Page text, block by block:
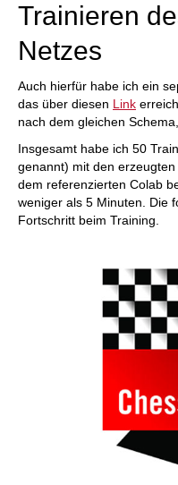
Trainieren
Netzes
Auch hierfür habe ich ein
das über diesen Link
nach dem gleichen
Insgesamt habe ich 50
genannt) mit den
dem referenzierten Colab
weniger als 5 Minuten. Die
Fortschritt beim Training.